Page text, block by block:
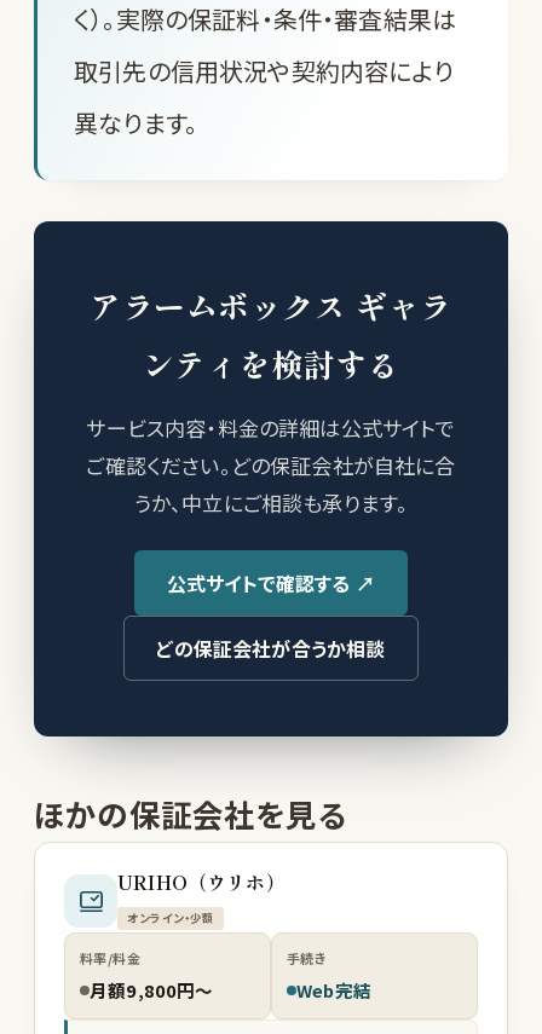
く）。実際の保証料・条件・審査結果は
取引先の信用状況や契約内容により
異なります。
アラームボックス ギャラ
ンティを検討する
サービス内容・料金の詳細は公式サイトで
ご確認ください。どの保証会社が自社に合
うか、中立にご相談も承ります。
公式サイトで確認する ↗
どの保証会社が合うか相談
ほかの保証会社を見る
URIHO（ウリホ）
オンライン・少額
料率/料金
月額9,800円〜
手続き
Web完結